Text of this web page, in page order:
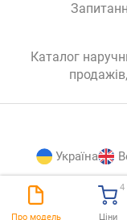
Про модель Ціни
4
Каталог
продажів,
Україна
© E-Katalog, 2026